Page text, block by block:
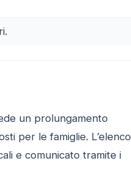
un prolungamento
per le famiglie. L’elenco
e comunicato tramite i